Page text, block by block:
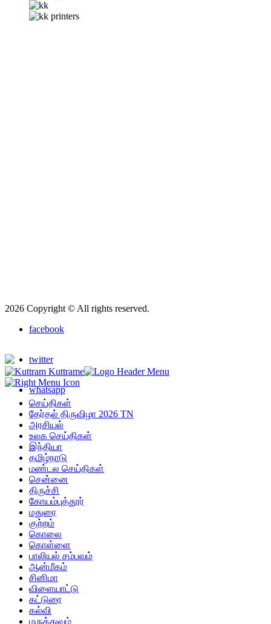
2026 Copyright © All rights reserved.
facebook
twitter
whatsapp
செய்திகள்
தேர்தல் திருவிழா 2026 TN
அரசியல்
உலக செய்திகள்
இந்தியா
தமிழ்நாடு
மண்டல செய்திகள்
சென்னை
திருச்சி
கோயம்புத்தூர்
மதுரை
குற்றம்
கொலை
கொள்ளை
பாலியல் சம்பவம்
ஆன்மீகம்
சினிமா
விளையாட்டு
கட்டுரை
கல்வி
மருத்துவம்